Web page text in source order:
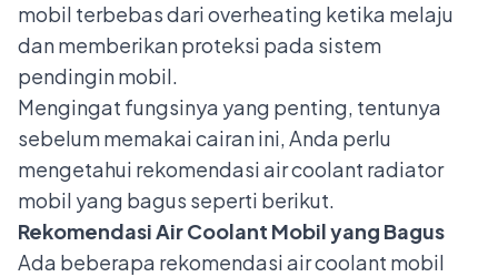
mobil terbebas dari overheating ketika melaju
dan memberikan proteksi pada sistem
pendingin mobil.
Mengingat fungsinya yang penting, tentunya
sebelum memakai cairan ini, Anda perlu
mengetahui rekomendasi air coolant radiator
mobil yang bagus seperti berikut.
Rekomendasi Air Coolant Mobil yang Bagus
Ada beberapa rekomendasi air coolant mobil